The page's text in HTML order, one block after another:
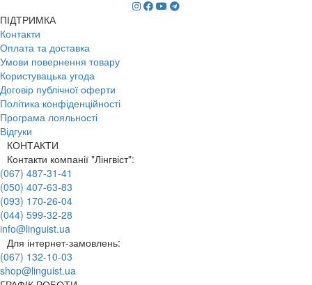
ПІДТРИМКА
Контакти
Оплата та доставка
Умови повернення товару
Користувацька угода
Договір публічної оферти
Політика конфіденційності
Програма лояльності
Відгуки
КОНТАКТИ
Контакти компанії "Лінгвіст":
(067) 487-31-41
(050) 407-63-83
(093) 170-26-04
(044) 599-32-28
info@linguist.ua
Для інтернет-замовлень:
(067) 132-10-03
shop@linguist.ua